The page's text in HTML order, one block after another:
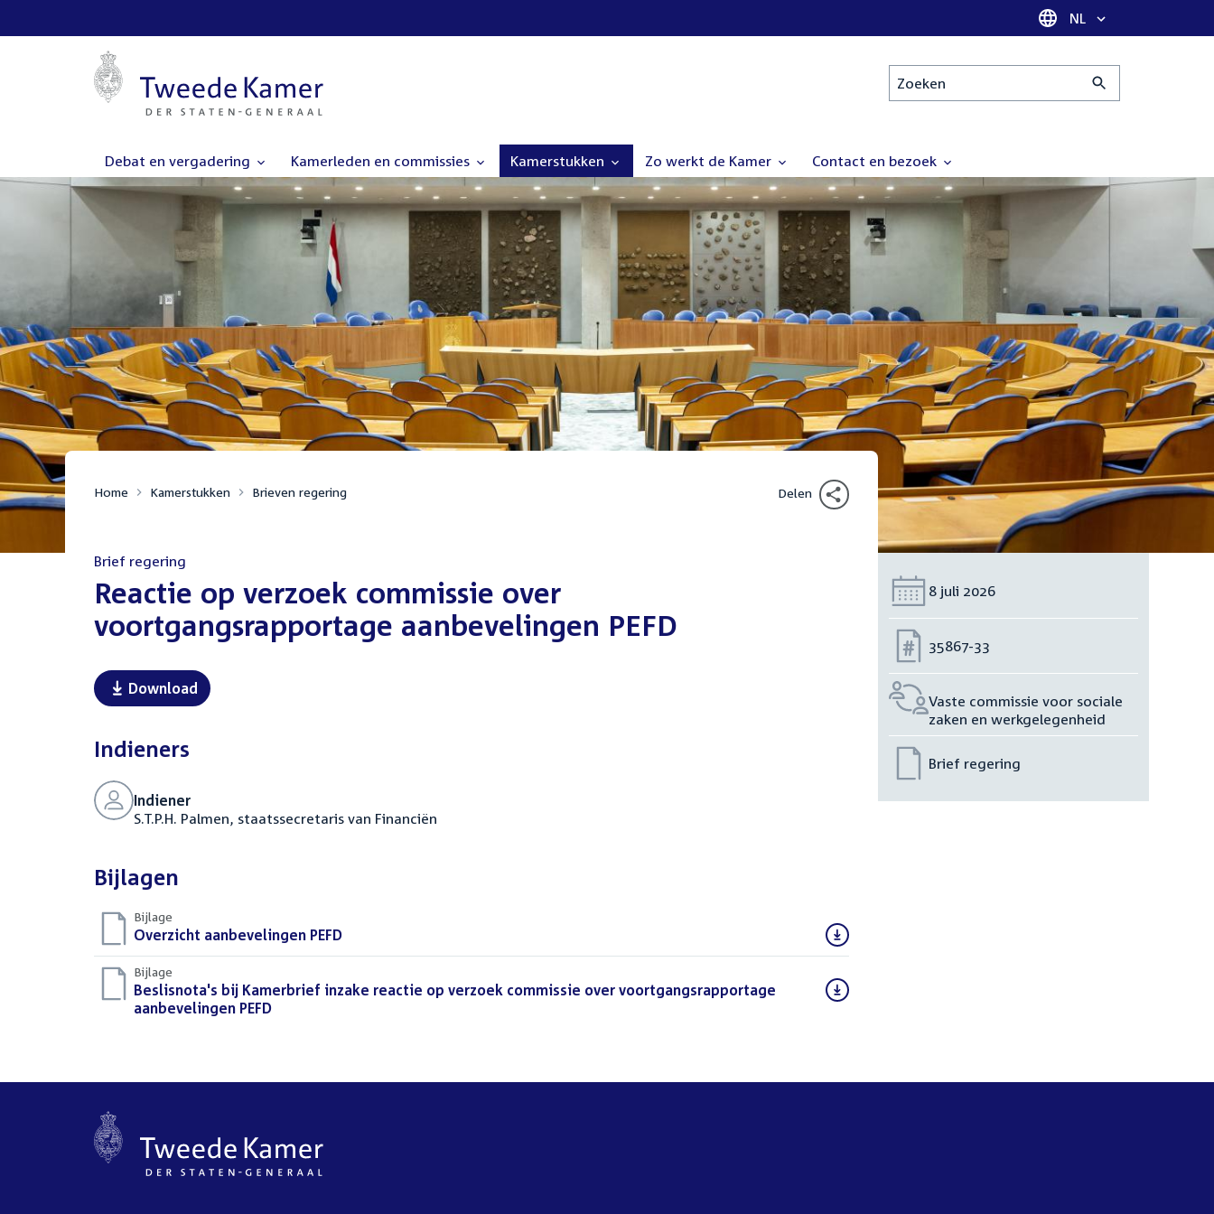
Taal selectie
NL
Zoeken
Debat en vergadering Kamerleden en commissies Kamerstukken Zo werkt de Kamer Contact en bezoek
Home Kamerstukken Brieven regering Delen
Brief regering
:Reactie op verzoek commissie over
voortgangsrapportage aanbevelingen PEFD
Download
Indieners
Indiener
S.T.P.H. Palmen, staatssecretaris van Financiën
Bijlagen
Bijlage
Download
bestand:
Overzicht aanbevelingen PEFD
Bijlage
Download
bestand:
Beslisnota's bij Kamerbrief inzake reactie op verzoek commissie over voortgangsrapportage
aanbevelingen PEFD
Datum:
8 juli 2026
Nummer:
35867-33
Vaste commissie voor sociale
zaken en werkgelegenheid
Brief regering